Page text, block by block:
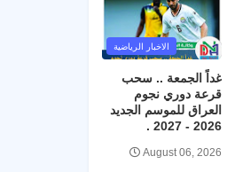
الاخبار الرياضية
غداً الجمعة .. سحب
قرعة دوري نجوم
العراق للموسم الجديد
2026 - 2027 .
August 06, 2026